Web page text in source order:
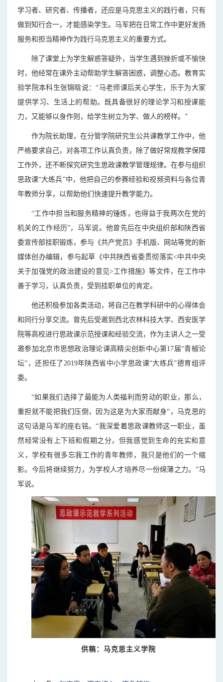
学习者、研究者、传播者，还应是马克思主义的践行者，只有
做到知行合一，才能感染学生。马军把在日常工作中更好发扬
服务和担当精神作为践行马克思主义的重要方式。
除了课堂上为学生解惑答疑外，当学生遇到挫折或不愉快
时，他经常在课外主动帮助学生解答困惑，调整心态。教育实
验学院本科生张锦晗说：“马老师课后关心学生，乐于为大家
提供学习、生活上的帮助。既具备很好的理论学习和授课能
力，又能够以身作则，给学生树立为学、做人的榜样。”
作为院长助理，在分管学院研究生公共课教学工作中，他
严格要求自己，对各项工作认真负责，除了做好常规教学保障
工作外，还不断探究研究生思政课教学管理规律。在参与组织
思政课“大练兵”中，他把自己的参赛经验和视频资料与各位青
年教师分享，以帮助他们快速提升教学能力。
“工作中担当和服务精神的锤炼，也得益于我两次在党的
机关的工作经历”，马军说。他曾先后在中央组织部和陕西省
委宣传部挂职锻炼，参与《共产党员》手机版、网站等党的新
媒体创办编辑，参与起草《中共陕西省委贯彻落实<中共中央
关于加强党的政治建设的意见>工作措施》等文件，在工作中
善于学习，认真负责，受到挂职单位的肯定。
他还积极参加各类活动，将自己在教学科研中的心得体会
和同行分享交流。曾先后受邀到西北农林科技大学、西安医学
院等高校进行思政课示范授课和经验交流，作为主讲人之一受
邀参加北京市思想政治理论课高精尖创新中心第17届“青椒论
坛”，还担任了2019年陕西省中小学思政课“大练兵”德育组评
委。
“如果我们选择了最能为人类福利而劳动的职业，那么，
重担就不能把我们压倒，因为这是为大家而献身”，马克思的
这句话是马军的座右铭。“我深爱着思政课教师这一职业，虽
然经常没有上下班和假期之分，但我感觉到生命的充实和意
义，学校有很多忘我工作的青年教师，我只是他们的一个缩
影。今后将继续努力，为学校人才培养尽一份绵薄之力。”马
军说。
供稿：马克思主义学院